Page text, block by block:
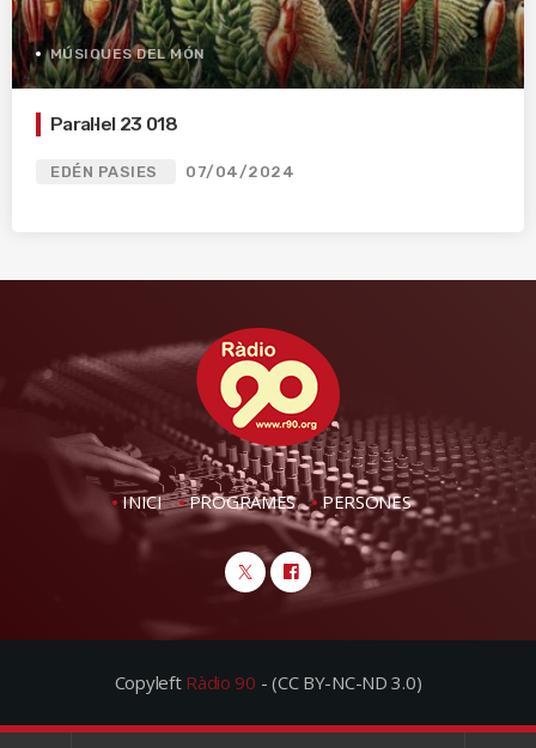
MÚSIQUES DEL MÓN
Paral·lel 23 018
EDÉN PASIES 07/04/2024
INICI PROGRAMES PERSONES
Copyleft Ràdio 90 - (CC BY-NC-ND 3.0)